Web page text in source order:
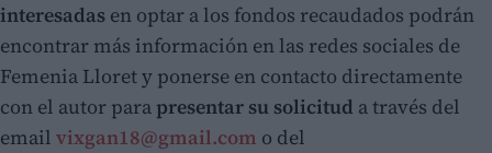
interesadas en optar a los fondos recaudados podrán
encontrar más información en las redes sociales de
Femenia Lloret y ponerse en contacto directamente
con el autor parapresentar su solicitud a través del
email vixgan18@gmail.com o del